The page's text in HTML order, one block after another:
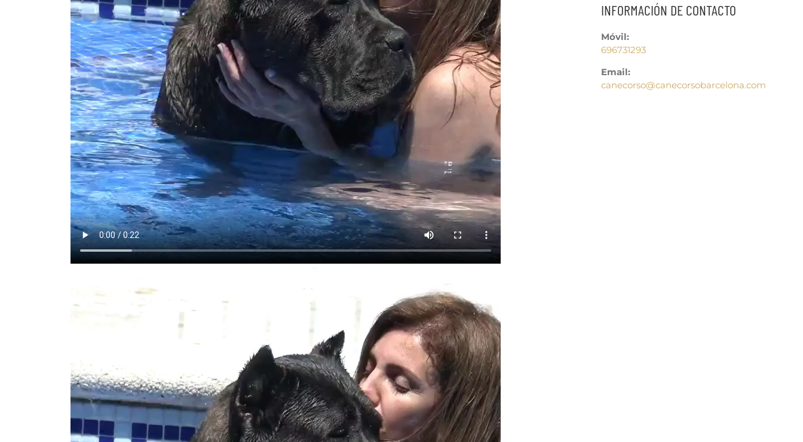
INFORMACIÓN DE CONTACTO
Móvil:
696731293
Email:
canecorso@canecorsobarcelona.com